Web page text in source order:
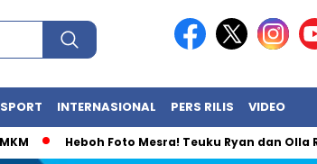
SPORT INTERNASIONAL PERS RILIS VIDEO
Heboh Foto Mesra! Teuku Ryan dan Olla Ramlan